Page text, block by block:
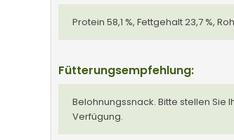
Protein 58,1 %, Fettgehalt 23,7 %,
Fütterungsempfehlung:
Belohnungssnack. Bitte stellen
Verfügung.